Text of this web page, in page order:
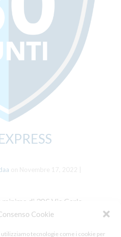
Cookie
tecnologie come i cookie per
minima di 30€ Via Carlo